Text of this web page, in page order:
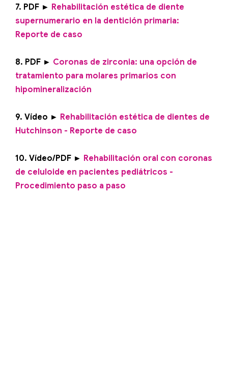
7. PDF ► Rehabilitación estética de diente
supernumerario en la dentición primaria:
Reporte de caso
8. PDF ► Coronas de zirconia: una opción de
tratamiento para molares primarios con
hipomineralización
9. Vídeo ► Rehabilitación estética de dientes de
Hutchinson - Reporte de caso
10. Vídeo/PDF ► Rehabilitación oral con coronas
de celuloide en pacientes pediátricos -
Procedimiento paso a paso